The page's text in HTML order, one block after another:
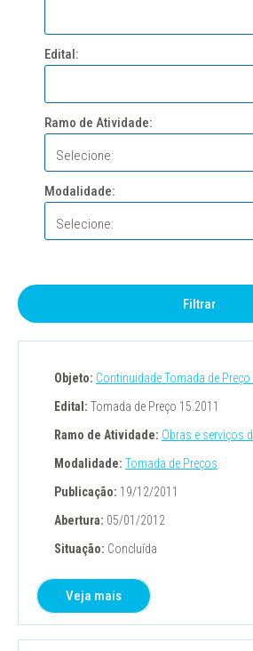
Edital:
Ramo de Atividade:
Modalidade:
Objeto: Continuidade Tomada de Preço
Edital: Tomada de Preço 15.2011
Ramo de Atividade: Obras e serviços
Modalidade: Tomada de Preços
Publicação: 19/12/2011
Abertura: 05/01/2012
Situação: Concluída
Veja mais